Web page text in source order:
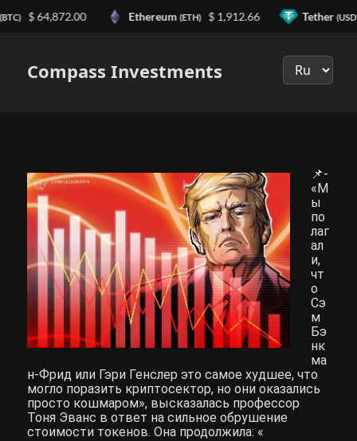
Compass Investments
📌-
«М
ы
по
лаг
ал
и,
чт
о
Сэ
м
Бэ
нк
ма
н-Фрид или Гэри Генслер это самое худшее, что
могло поразить криптосектор, но они оказались
просто кошмаром», высказалась профессор
Тоня Эванс в ответ на сильное обрушение
стоимости токенов. Она продолжила: «
$ 64,872.00 Ethereum (ETH) $ 1,912.66 Tether